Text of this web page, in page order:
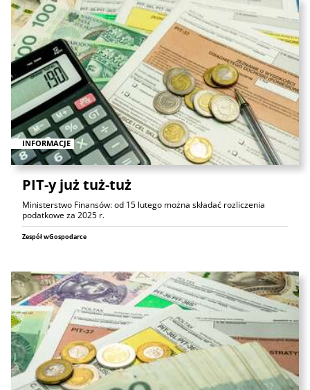
INFORMACJE
PIT-y już tuż-tuż
Ministerstwo Finansów: od 15 lutego można składać rozliczenia
podatkowe za 2025 r.
Zespół wGospodarce